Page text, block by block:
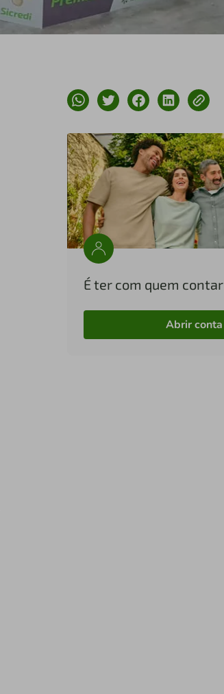
É ter com quem contar
Abrir conta